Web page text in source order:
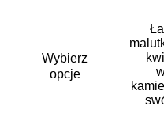
wybrać
produktu
Wybierz
opcje
wiele
wariantów.